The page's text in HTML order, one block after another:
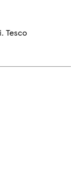
Tesco